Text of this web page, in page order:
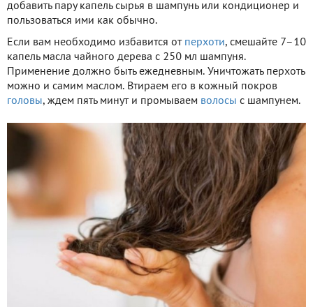
добавить пару капель сырья в шампунь или кондиционер и
пользоваться ими как обычно.
Если вам необходимо избавится от перхоти, смешайте 7–10
капель масла чайного дерева с 250 мл шампуня.
Применение должно быть ежедневным. Уничтожать перхоть
можно и самим маслом. Втираем его в кожный покров
головы, ждем пять минут и промываем волосы с шампунем.